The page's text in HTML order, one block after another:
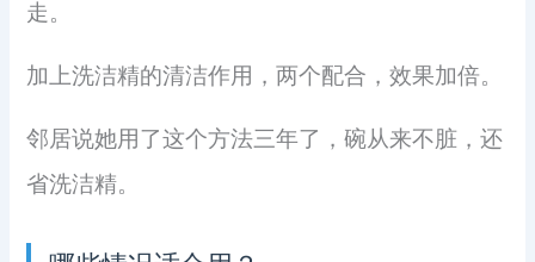
走。
加上洗洁精的清洁作用，两个配合，效果加倍。
邻居说她用了这个方法三年了，碗从来不脏，还
省洗洁精。